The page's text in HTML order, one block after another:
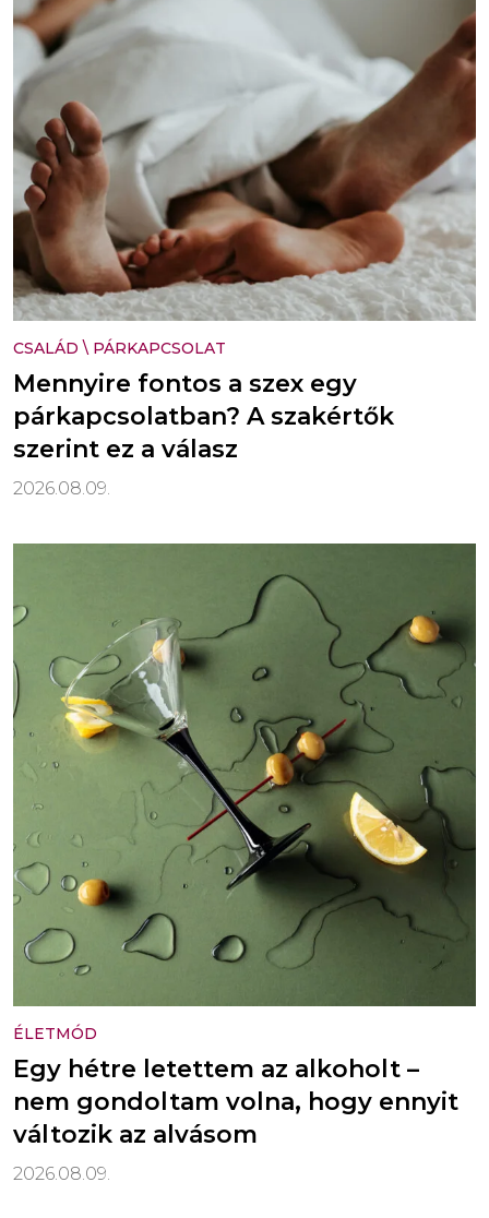
CSALÁD \ PÁRKAPCSOLAT
Mennyire fontos a szex egy
párkapcsolatban? A szakértők
szerint ez a válasz
2026.08.09.
ÉLETMÓD
Egy hétre letettem az alkoholt –
nem gondoltam volna, hogy ennyit
változik az alvásom
2026.08.09.